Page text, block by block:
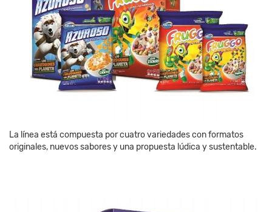
La línea está compuesta por cuatro variedades con formatos
originales, nuevos sabores y una propuesta lúdica y sustentable.